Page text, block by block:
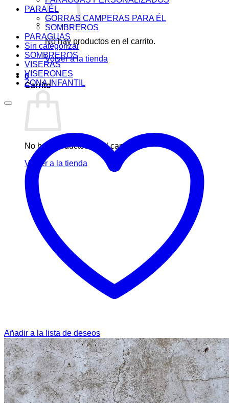
No hay productos en el carrito.
Volver a la tienda
0
Carrito
No hay productos en el carrito.
Volver a la tienda
PARA ÉL
GORRAS CAMPERAS PARA ÉL
SOMBREROS
PARAGUAS
Sin categorizar
SOMBREROS
VISERAS
VISERONES
ZONA INFANTIL
Añadir a la lista de deseos